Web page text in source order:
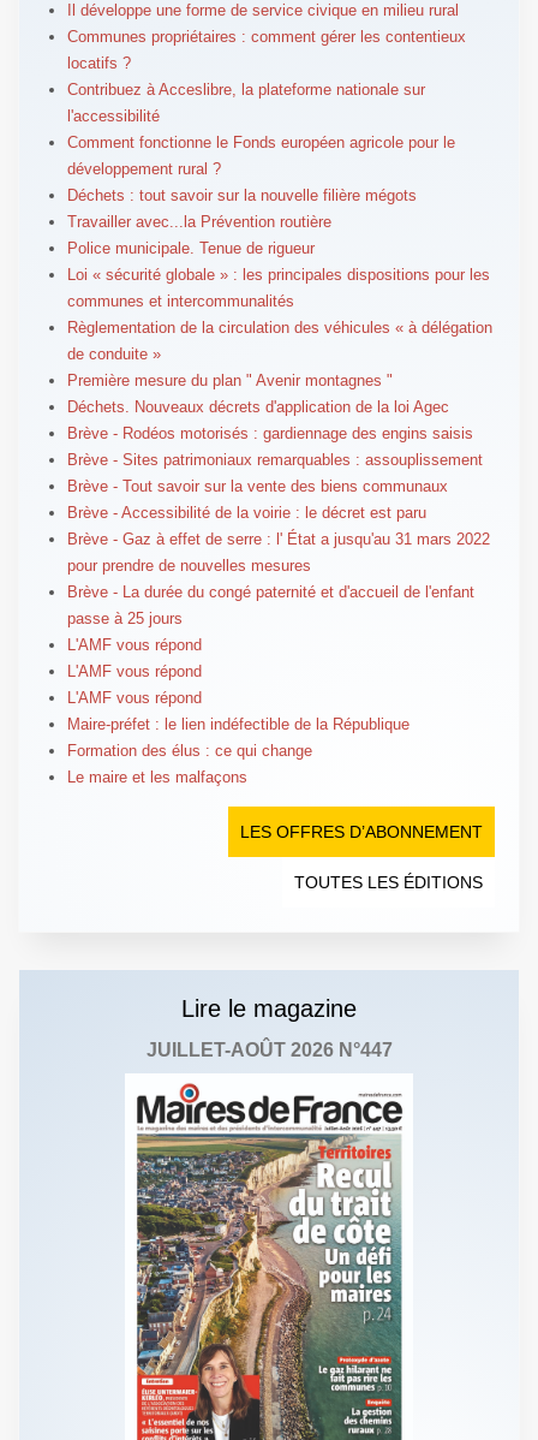
Il développe une forme de service civique en milieu rural
Communes propriétaires : comment gérer les contentieux
locatifs ?
Contribuez à Acceslibre, la plateforme nationale sur
l'accessibilité
Comment fonctionne le Fonds européen agricole pour le
développement rural ?
Déchets : tout savoir sur la nouvelle filière mégots
Travailler avec...la Prévention routière
Police municipale. Tenue de rigueur
Loi « sécurité globale » : les principales dispositions pour les
communes et intercommunalités
Règlementation de la circulation des véhicules « à délégation
de conduite »
Première mesure du plan " Avenir montagnes "
Déchets. Nouveaux décrets d'application de la loi Agec
Brève - Rodéos motorisés : gardiennage des engins saisis
Brève - Sites patrimoniaux remarquables : assouplissement
Brève - Tout savoir sur la vente des biens communaux
Brève - Accessibilité de la voirie : le décret est paru
Brève - Gaz à effet de serre : l' État a jusqu'au 31 mars 2022
pour prendre de nouvelles mesures
Brève - La durée du congé paternité et d'accueil de l'enfant
passe à 25 jours
L'AMF vous répond
L'AMF vous répond
L'AMF vous répond
Maire-préfet : le lien indéfectible de la République
Formation des élus : ce qui change
Le maire et les malfaçons
LES OFFRES D’ABONNEMENT
TOUTES LES ÉDITIONS
Lire le magazine
JUILLET-AOÛT 2026 N°447